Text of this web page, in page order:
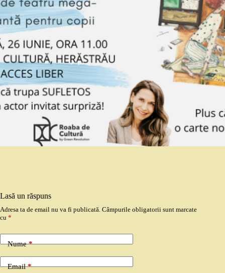
Lasă un răspuns
Adresa ta de email nu va fi publicată. Câmpurile obligatorii sunt marcate
cu *
Nume*
Email*